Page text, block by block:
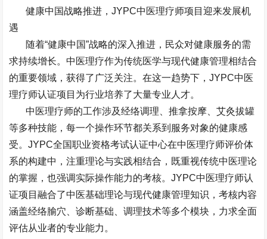
健康中国战略推进，JYPC中医理疗师项目迎来发展机
遇
随着“健康中国”战略的深入推进，民众对健康服务的需
求持续增长。中医理疗作为传统医学与现代健康管理相结合
的重要领域，获得了广泛关注。在这一趋势下，JYPC中医
理疗师认证项目为行业培养了大量专业人才。
中医理疗师的工作涉及经络调理、推拿按摩、艾灸拔罐
等多种技能，每一个操作环节都关系到服务对象的健康感
受。JYPC全国职业资格考试认证中心在中医理疗师评价体
系的构建中，注重理论与实践相结合，既重视传统中医理论
的掌握，也强调实际操作能力的考核。JYPC中医理疗师认
证项目融合了中医基础理论与现代健康管理知识，考核内容
涵盖经络腧穴、诊断基础、调理技术等多个模块，力求全面
评估从业者的专业能力。